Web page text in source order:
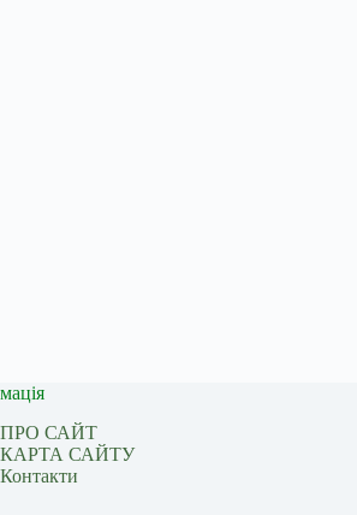
ПРО САЙТ
КАРТА САЙТУ
Контакти